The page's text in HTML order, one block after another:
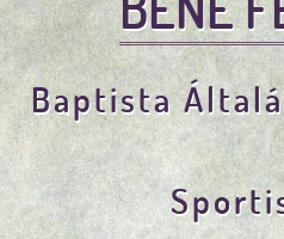
Baptista